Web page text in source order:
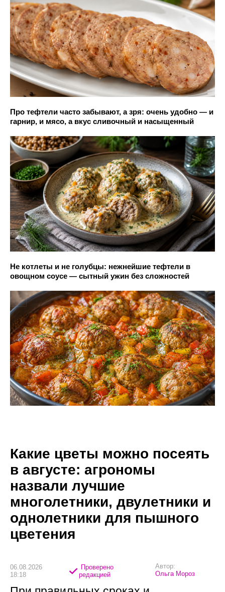
Про тефтели часто забывают, а зря: очень удобно — и
гарнир, и мясо, а вкус сливочный и насыщенный
Не котлеты и не голубцы: нежнейшие тефтели в
овощном соусе — сытный ужин без сложностей
Какие цветы можно посеять
в августе: агрономы
назвали лучшие
многолетники, двулетники и
однолетники для пышного
цветения
06.08.2026
18:18
Проверено
редакцией
Автор:
Ольга Мороз